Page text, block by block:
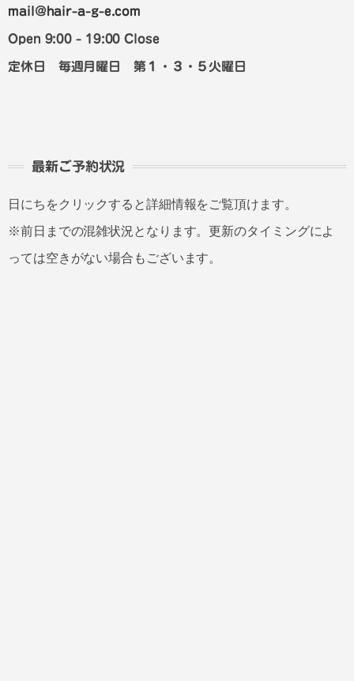
mail@hair-a-g-e.com
Open 9:00 - 19:00 Close
定休日 毎週月曜日 第１・３・５火曜日
最新ご予約状況
日にちをクリックすると詳細情報をご覧頂けます。
※前日までの混雑状況となります。更新のタイミングによ
っては空きがない場合もございます。